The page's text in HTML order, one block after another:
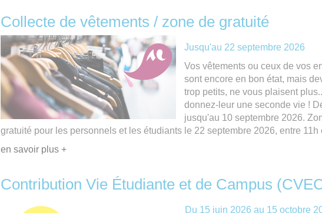
Collecte de vêtements / zone de gratuité
Jusqu'au 22 septembre 2026
Vos vêtements ou ceux de vos
sont encore en bon état, mais
trop petits, ne vous plaisent
donnez-leur une seconde vie !
jusqu'au 10 septembre 2026.
gratuité pour les personnels et les étudiants le 22 septembre 2026, entre 11h
en savoir plus +
Contribution Vie Étudiante et de Campus
Du 15 juin 2026 au 15 octobre